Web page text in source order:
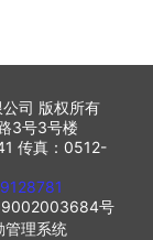
司 版权所有
3号3号楼
传真：0512-
号
管理系统